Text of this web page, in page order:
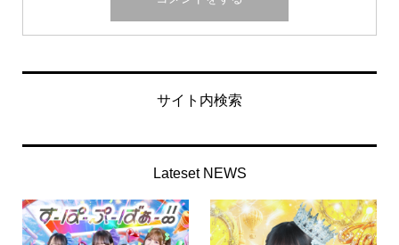
サイト内検索
Lateset NEWS